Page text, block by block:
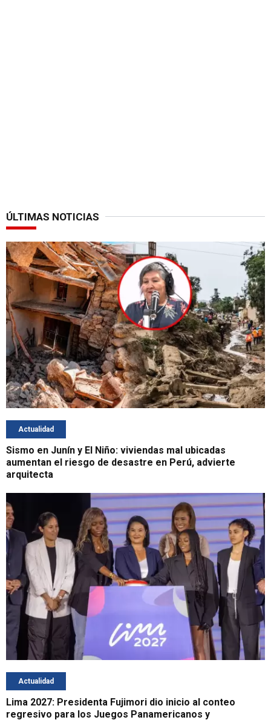
ÚLTIMAS NOTICIAS
Actualidad
Sismo en Junín y El Niño: viviendas mal ubicadas
aumentan el riesgo de desastre en Perú, advierte
arquitecta
Actualidad
Lima 2027: Presidenta Fujimori dio inicio al conteo
regresivo para los Juegos Panamericanos y